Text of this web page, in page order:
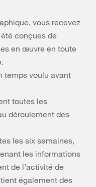
vous recevez
conçues de
en œuvre en toute
temps voulu avant
toutes les
déroulement des
les six semaines,
les informations
de l’activité de
également des